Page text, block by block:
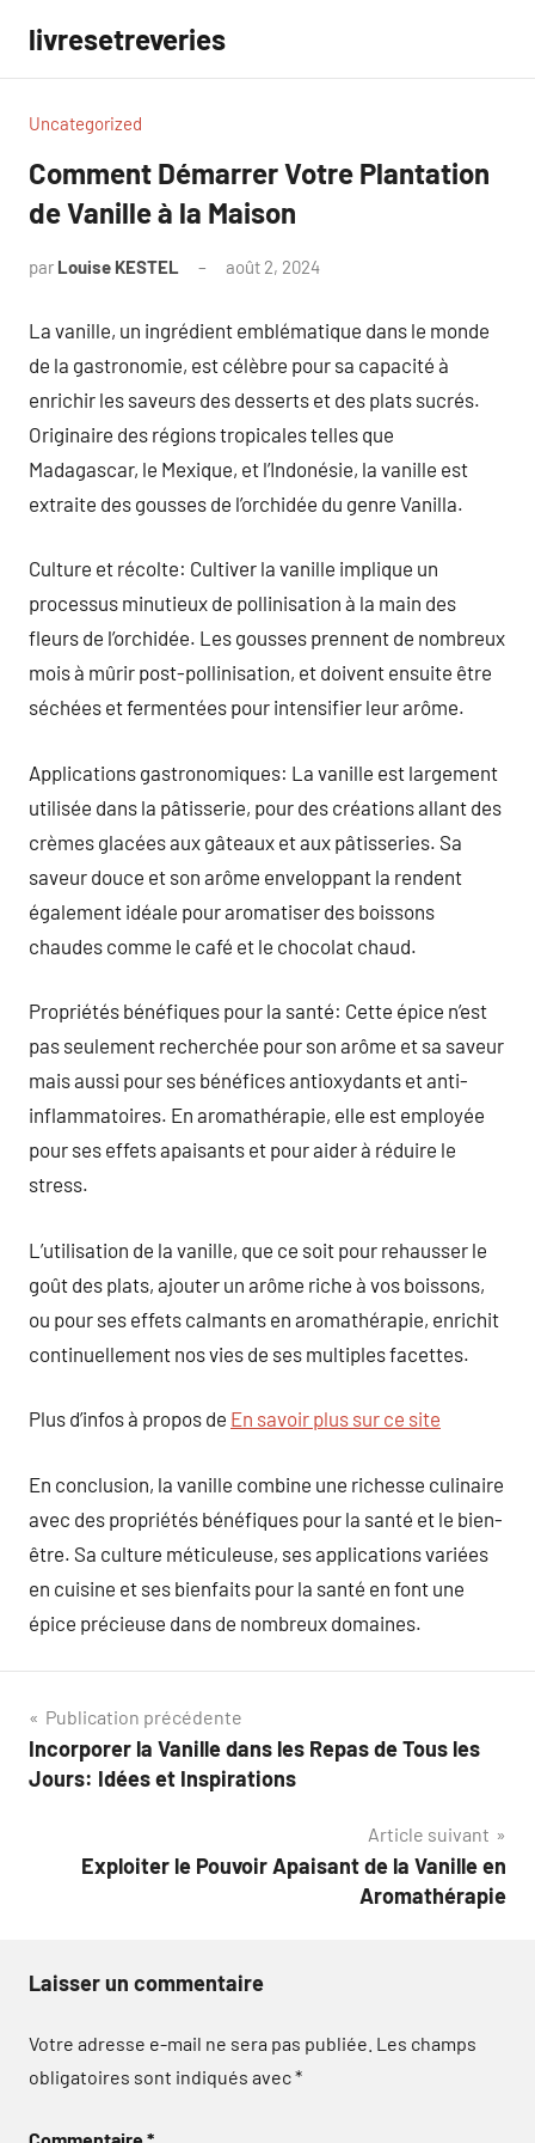
contenu
livresetreveries
Uncategorized
Comment Démarrer Votre Plantation
de Vanille à la Maison
par Louise KESTEL août 2, 2024
La vanille, un ingrédient emblématique dans le monde
de la gastronomie, est célèbre pour sa capacité à
enrichir les saveurs des desserts et des plats sucrés.
Originaire des régions tropicales telles que
Madagascar, le Mexique, et l’Indonésie, la vanille est
extraite des gousses de l’orchidée du genre Vanilla.
Culture et récolte: Cultiver la vanille implique un
processus minutieux de pollinisation à la main des
fleurs de l’orchidée. Les gousses prennent de nombreux
mois à mûrir post-pollinisation, et doivent ensuite être
séchées et fermentées pour intensifier leur arôme.
Applications gastronomiques: La vanille est largement
utilisée dans la pâtisserie, pour des créations allant des
crèmes glacées aux gâteaux et aux pâtisseries. Sa
saveur douce et son arôme enveloppant la rendent
également idéale pour aromatiser des boissons
chaudes comme le café et le chocolat chaud.
Propriétés bénéfiques pour la santé: Cette épice n’est
pas seulement recherchée pour son arôme et sa saveur
mais aussi pour ses bénéfices antioxydants et anti-
inflammatoires. En aromathérapie, elle est employée
pour ses effets apaisants et pour aider à réduire le
stress.
L’utilisation de la vanille, que ce soit pour rehausser le
goût des plats, ajouter un arôme riche à vos boissons,
ou pour ses effets calmants en aromathérapie, enrichit
continuellement nos vies de ses multiples facettes.
Plus d’infos à propos de En savoir plus sur ce site
En conclusion, la vanille combine une richesse culinaire
avec des propriétés bénéfiques pour la santé et le bien-
être. Sa culture méticuleuse, ses applications variées
en cuisine et ses bienfaits pour la santé en font une
épice précieuse dans de nombreux domaines.
Navigation
de
Publication précédente
Incorporer la Vanille dans les Repas de Tous les
Jours: Idées et Inspirations
Article suivant
Exploiter le Pouvoir Apaisant de la Vanille en
Aromathérapie
Laisser un commentaire
Votre adresse e-mail ne sera pas publiée. Les champs
obligatoires sont indiqués avec*